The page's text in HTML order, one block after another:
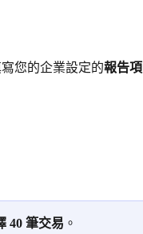
您的企業設定的報告
40 筆交易 。